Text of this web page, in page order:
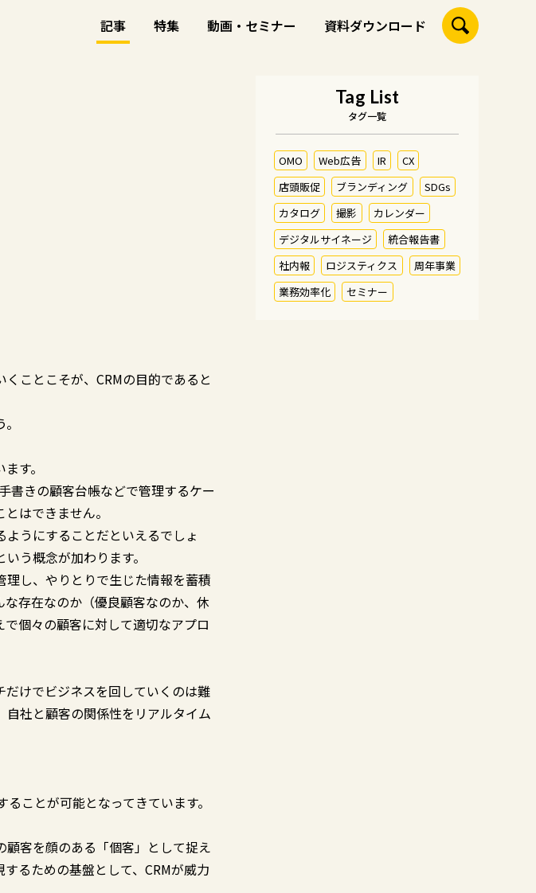
記事 特集 動画・セミナー 資料ダウンロード
ことこそが、CRMの目的であると
す。
書きの顧客台帳などで管理するケー
はできません。
うにすることだといえるでしょ
う概念が加わります。
し、やりとりで生じた情報を蓄積
存在なのか（優良顧客なのか、休
個々の顧客に対して適切なアプロ
けでビジネスを回していくのは難
社と顧客の関係性をリアルタイム
ことが可能となってきています。
客を顔のある「個客」として捉え
るための基盤として、CRMが威力
Tag List
タグ一覧
OMO Web広告 IR
CX
店頭販促
ブランディング
SDGs
カタログ
撮影
カレンダー
デジタルサイネージ
統合報告書
社内報
ロジスティクス
周年事業
業務効率化
セミナー